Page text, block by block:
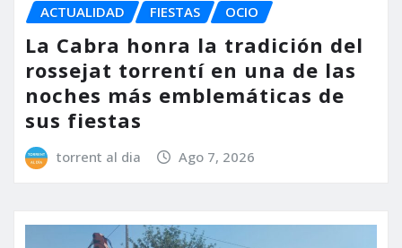
ACTUALIDAD FIESTAS OCIO
La Cabra honra la tradición del
rossejat torrentí en una de las
noches más emblemáticas de
sus fiestas
torrent al dia Ago 7, 2026